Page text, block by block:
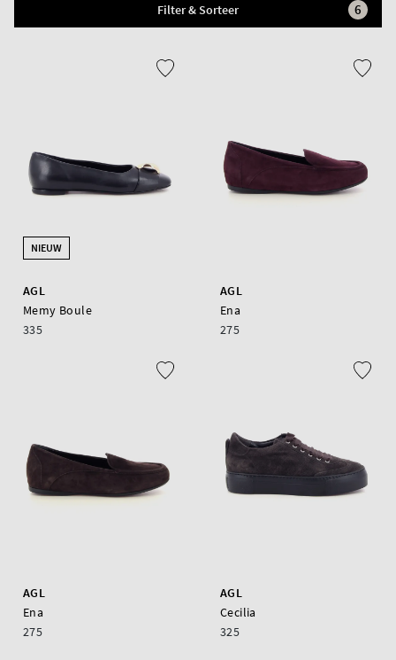
Filter & Sorteer 6
NIEUW
AGL
Memy Boule
335
AGL
Ena
275
AGL
Ena
275
AGL
Cecilia
325